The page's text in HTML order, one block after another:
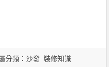
分類：沙發 裝修知識